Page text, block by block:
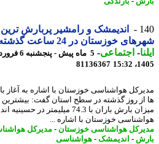
اندیمشک و رامشیر پربارش ترین
خوزستان در 24 ساعت گذشته
-اجتماعی-
5 ماه پیش - پنجشنبه 6 فروردین
81136367
هواشناسی خوزستان با اشاره به آغاز بارش
روز گذشته در سطح استان گفت: بیشترین
میزان بارش باران با 74.3 میلیمتر
خوزستان با اشاره ...
هواشناسی خوزستان-مدیرکل هواشناسی
-اندیمشک-هواشناسی